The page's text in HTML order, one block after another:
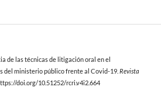
de las técnicas de litigación oral en el
del ministerio público frente al Covid-19. Revista
doi.org/10.51252/rcri.v4i2.664